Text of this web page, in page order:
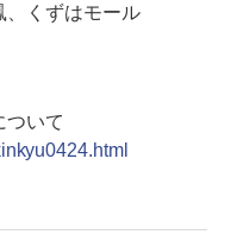
、くずはモール
ついて